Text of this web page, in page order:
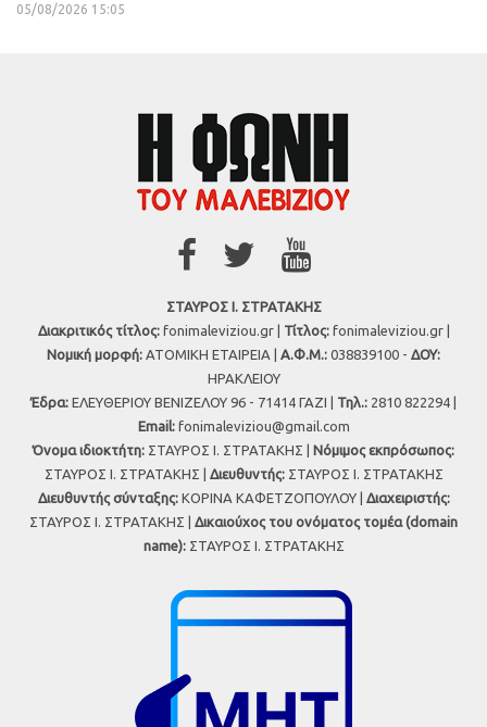
05/08/2026 15:05
ΣΤΑΥΡΟΣ Ι. ΣΤΡΑΤΑΚΗΣ
Διακριτικός τίτλος:fonimaleviziou.gr | Τίτλος:fonimaleviziou.gr |
Νομική μορφή: ΑΤΟΜΙΚΗ ΕΤΑΙΡΕΙΑ | Α.Φ.Μ.: 038839100 - ΔΟΥ:
ΗΡΑΚΛΕΙΟΥ
Έδρα: ΕΛΕΥΘΕΡΙΟΥ ΒΕΝΙΖΕΛΟΥ 96 - 71414 ΓΑΖΙ | Τηλ.: 2810 822294 |
Εmail: fonimaleviziou@gmail.com
Όνομα ιδιοκτήτη: ΣΤΑΥΡΟΣ Ι. ΣΤΡΑΤΑΚΗΣ | Νόμιμος εκπρόσωπος:
ΣΤΑΥΡΟΣ Ι. ΣΤΡΑΤΑΚΗΣ | Διευθυντής:ΣΤΑΥΡΟΣ Ι. ΣΤΡΑΤΑΚΗΣ
Διευθυντής σύνταξης:ΚΟΡΙΝΑ ΚΑΦΕΤΖΟΠΟΥΛΟΥ | Διαχειριστής:
ΣΤΑΥΡΟΣ Ι. ΣΤΡΑΤΑΚΗΣ | Δικαιούχος του ονόματος τομέα (domain
name):ΣΤΑΥΡΟΣ Ι. ΣΤΡΑΤΑΚΗΣ